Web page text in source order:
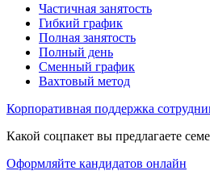
Частичная занятость
Гибкий график
Полная занятость
Полный день
Сменный график
Вахтовый метод
Корпоративная поддержка
Какой соцпакет вы предлагаете
Оформляйте кандидатов онлайн